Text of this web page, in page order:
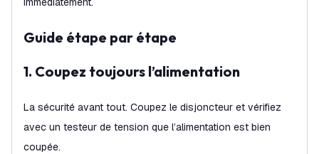
Guide étape par étape
1. Coupez toujours l’alimentation
La sécurité avant tout. Coupez le disjoncteur et vérifiez
avec un testeur de tension que l’alimentation est bien
coupée.